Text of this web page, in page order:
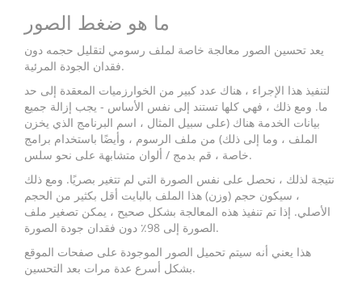
ما هو ضغط الصور
يعد تحسين الصور معالجة خاصة لملف رسومي لتقليل حجمه دون
فقدان الجودة المرئية.
لتنفيذ هذا الإجراء ، هناك عدد كبير من الخوارزميات المعقدة إلى حد
ما. ومع ذلك ، فهي كلها تستند إلى نفس الأساس - يجب إزالة جميع
بيانات الخدمة هناك (على سبيل المثال ، اسم البرنامج الذي يخزن
الملف ، وما إلى ذلك) من ملف الرسوم ، وأيضًا باستخدام برامج
خاصة ، قم بدمج / ألوان متشابهة على نحو سلس.
نتيجة لذلك ، نحصل على نفس الصورة التي لم تتغير بصريًا. ومع ذلك
، سيكون حجم (وزن) هذا الملف بالبايت أقل بكثير من الحجم
الأصلي. إذا تم تنفيذ هذه المعالجة بشكل صحيح ، يمكن تصغير ملف
الصورة إلى 98٪ دون فقدان جودة الصورة.
هذا يعني أنه سيتم تحميل الصور الموجودة على صفحات الموقع
بشكل أسرع عدة مرات بعد التحسين.